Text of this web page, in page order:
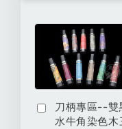
刀柄專區--雙
水牛角染色木